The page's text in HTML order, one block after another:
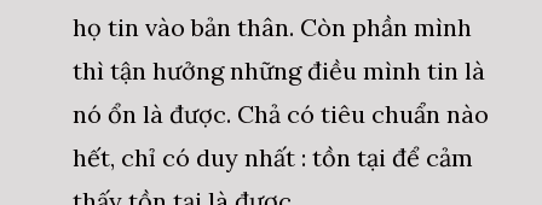
họ tin vào bản thân. Còn phần mình
thì tận hưởng những điều mình tin là
nó ổn là được. Chả có tiêu chuẩn nào
hết, chỉ có duy nhất : tồn tại để cảm